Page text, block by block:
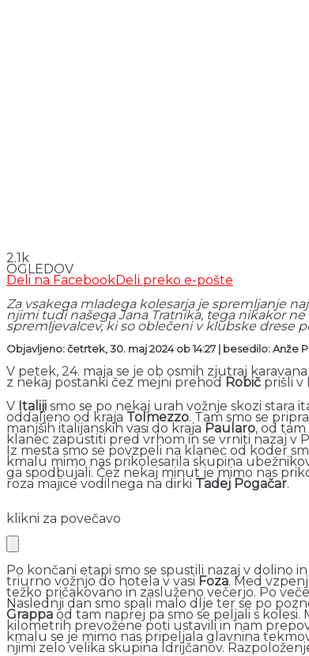
2.1k
OGLEDOV
Deli na FacebookDeli preko e-pošte
Za vsakega mladega kolesarja je spremljanje
njimi tudi našega Jana Tratnika, tega nikakor
spremljevalcev, ki so oblečeni v klubske drese
Objavljeno: četrtek, 30. maj 2024 ob 14:27 | besedilo: Anže
V petek, 24. maja se je ob osmih zjutraj karavana
z nekaj postanki čez mejni prehod Robič prišli v
V Italiji smo se po nekaj urah vožnje skozi stara
oddaljeno od kraja Tolmezzo. Tam smo se
manjših italijanskih vasi do kraja Paularo, od
klanec zapustiti pred vrhom in se vrniti nazaj v
Iz mesta smo se povzpeli na klanec od koder
kmalu mimo nas prikolesarila skupina
ga spodbujali. Čez nekaj minut je mimo nas
roza majice vodilnega na dirki Tadej Pogačar.
klikni za povečavo
Po končani etapi smo se spustili nazaj v dolino
triurno vožnjo do hotela v vasi Foza. Med
težko pričakovano in zasluženo večerjo. Po
Naslednji dan smo spali malo dlje ter se po
Grappa od tam naprej pa smo se peljali s
kilometrih prevožene poti ustavili in nam
kmalu se je mimo nas pripeljala glavnina
njimi zelo velika skupina Idrijčanov.